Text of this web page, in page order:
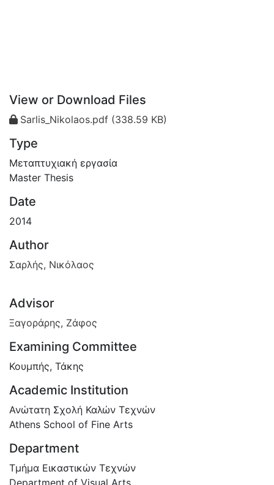
View or Download Files
Sarlis_Nikolaos.pdf (338.59 KB)
Type
Μεταπτυχιακή εργασία
Master Thesis
Date
2014
Author
Σαρλής, Νικόλαος
Advisor
Ξαγοράρης, Ζάφος
Examining Committee
Κουμπής, Τάκης
Academic Institution
Ανώτατη Σχολή Καλών Τεχνών
Athens School of Fine Arts
Department
Τμήμα Εικαστικών Τεχνών
Department of Visual Arts